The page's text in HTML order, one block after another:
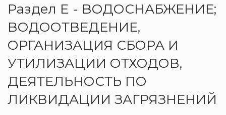
Раздел E - ВОДОСНАБЖЕНИЕ;
ВОДООТВЕДЕНИЕ,
ОРГАНИЗАЦИЯ СБОРА И
УТИЛИЗАЦИИ ОТХОДОВ,
ДЕЯТЕЛЬНОСТЬ ПО
ЛИКВИДАЦИИ ЗАГРЯЗНЕНИЙ